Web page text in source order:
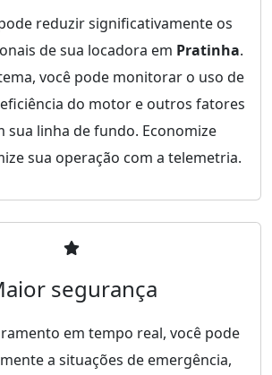
reduzir significativamente os
de sua locadora em Pratinha.
você pode monitorar o uso de
do motor e outros fatores
sua linha de fundo. Economize
sua operação com a telemetria.
segurança
em tempo real, você pode
a situações de emergência,